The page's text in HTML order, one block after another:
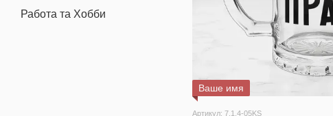
Ваше имя
Артикул: 7.1.4-05KS
Работа та Хобби